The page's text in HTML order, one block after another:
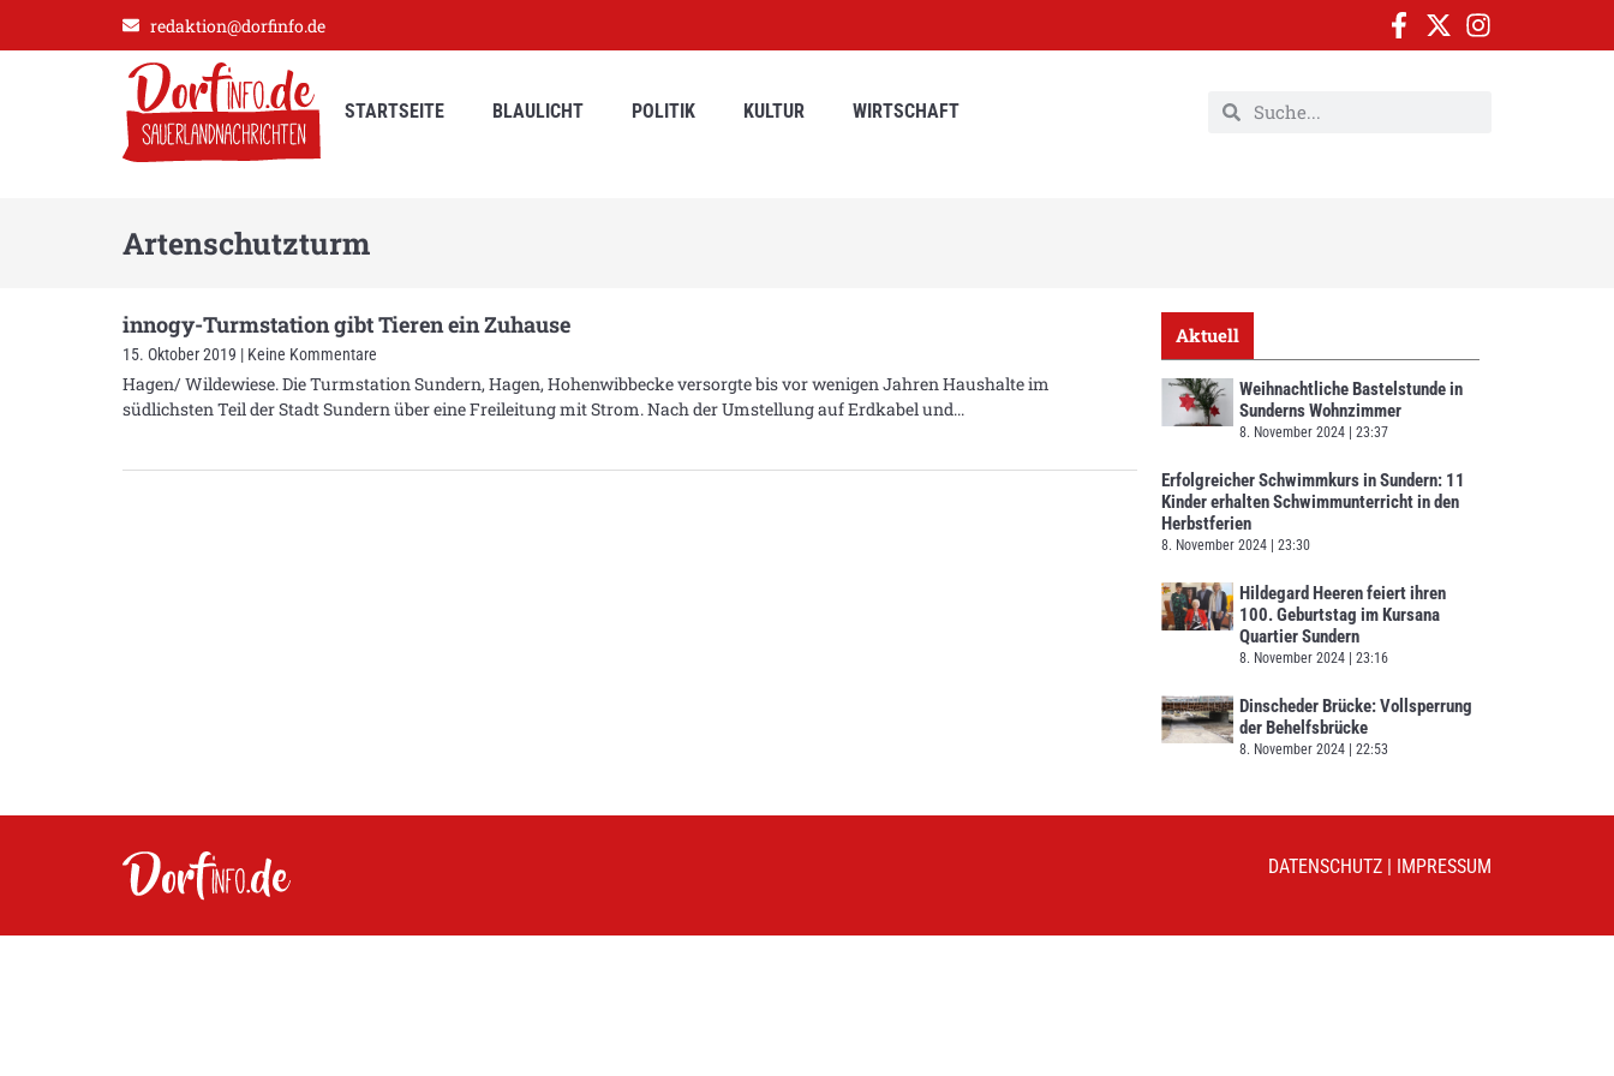
redaktion@dorfinfo.de
STARTSEITE BLAULICHT POLITIK KULTUR WIRTSCHAFT
Artenschutzturm
innogy-Turmstation gibt Tieren ein Zuhause
15. Oktober 2019 Keine Kommentare
Hagen/ Wildewiese. Die Turmstation Sundern, Hagen, Hohenwibbecke versorgte bis vor wenigen Jahren Haushalte im
südlichsten Teil der Stadt Sundern über eine Freileitung mit Strom. Nach der Umstellung auf Erdkabel und
Aktuell
Weihnachtliche Bastelstunde in
Sunderns Wohnzimmer
8. November 2024 23:37
Erfolgreicher Schwimmkurs in Sundern: 11
Kinder erhalten Schwimmunterricht in den
Herbstferien
8. November 2024 23:30
Hildegard Heeren feiert ihren
100. Geburtstag im Kursana
Quartier Sundern
8. November 2024 23:16
Dinscheder Brücke: Vollsperrung
der Behelfsbrücke
8. November 2024 22:53
DATENSCHUTZ | IMPRESSUM